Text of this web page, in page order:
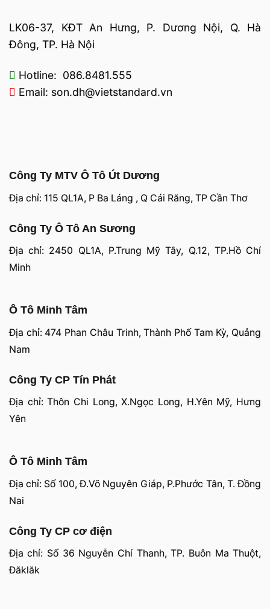
LK06-37, KĐT An Hưng, P. Dương Nội, Q. Hà
Đông, TP. Hà Nội
Hotline: 086.8481.555
Email: son.dh@vietstandard.vn
Công Ty MTV Ô Tô Út Dương
Địa chỉ: 115 QL1A, P Ba Láng , Q Cái Răng, TP Cần Thơ
Công Ty Ô Tô An Sương
Địa chỉ: 2450 QL1A, P.Trung Mỹ Tây, Q.12, TP.Hồ Chí
Minh
Ô Tô Minh Tâm
Địa chỉ: 474 Phan Châu Trinh, Thành Phố Tam Kỳ, Quảng
Nam
Công Ty CP Tín Phát
Địa chỉ: Thôn Chi Long, X.Ngọc Long, H.Yên Mỹ, Hưng
Yên
Ô Tô Minh Tâm
Địa chỉ: Số 100, Đ.Võ Nguyên Giáp, P.Phước Tân, T. Đồng
Nai
Công Ty CP cơ điện
Địa chỉ: Số 36 Nguyễn Chí Thanh, TP. Buôn Ma Thuột,
Đăklăk